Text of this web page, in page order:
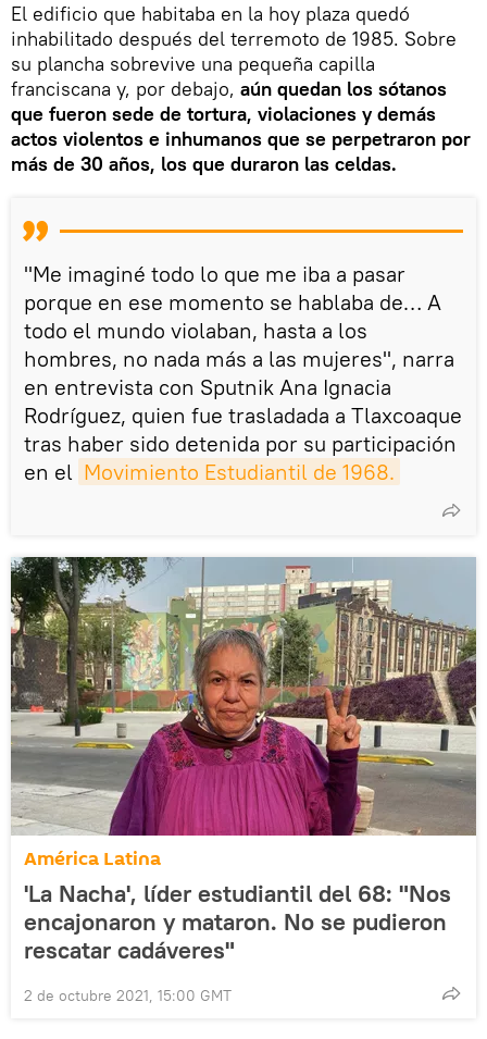
El edificio que habitaba en la hoy plaza quedó
inhabilitado después del terremoto de 1985. Sobre
su plancha sobrevive una pequeña capilla
franciscana y, por debajo, aún quedan los sótanos
que fueron sede de tortura, violaciones y demás
actos violentos e inhumanos que se perpetraron por
más de 30 años, los que duraron las celdas.
"Me imaginé todo lo que me iba a pasar
porque en ese momento se hablaba de… A
todo el mundo violaban, hasta a los
hombres, no nada más a las mujeres", narra
en entrevista con Sputnik Ana Ignacia
Rodríguez, quien fue trasladada a Tlaxcoaque
tras haber sido detenida por su participación
en el Movimiento Estudiantil de 1968.
América Latina
'La Nacha', líder estudiantil del 68: "Nos
encajonaron y mataron. No se pudieron
rescatar cadáveres"
2 de octubre 2021, 15:00 GMT